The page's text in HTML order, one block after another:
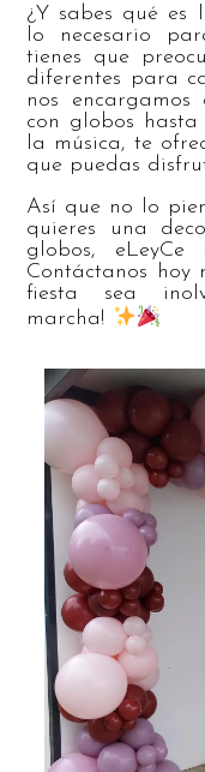
¿Y sabes qué es
lo necesario
tienes que
diferentes para
nos
con globos
la música, te
que puedas
Así que no lo
quieres una
globos,
Contáctanos hoy
fiesta sea
marcha!